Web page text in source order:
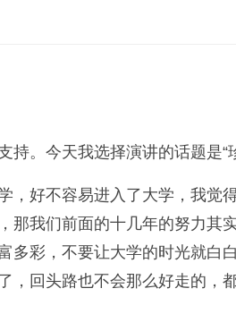
。今天我选择演讲的话题是“
，好不容易进入了大学，我
我们前面的十几年的努力其
彩，不要让大学的时光就
回头路也不会那么好走的，